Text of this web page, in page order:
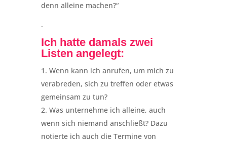
denn alleine machen?“
.
Ich hatte damals zwei
Listen angelegt:
Wenn kann ich anrufen, um mich zu
verabreden, sich zu treffen oder etwas
gemeinsam zu tun?
Was unternehme ich alleine, auch
wenn sich niemand anschließt? Dazu
notierte ich auch die Termine von